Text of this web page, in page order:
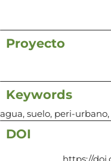
Proyecto
Keywords
agua, suelo, peri-
DOI